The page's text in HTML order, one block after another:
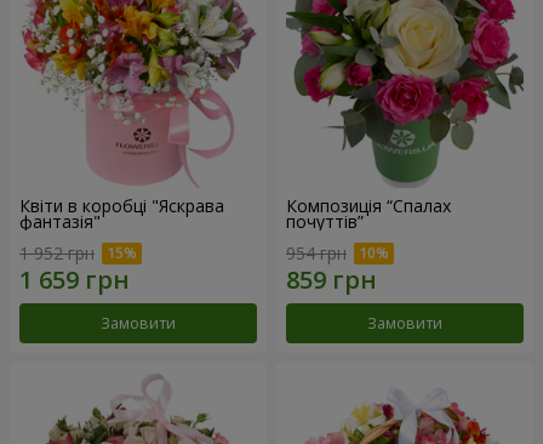
Квіти в коробці "Яскрава
фантазія"
1 952 грн
Замовити
Композиція “Спалах
почуттів”
954 грн
Замовити